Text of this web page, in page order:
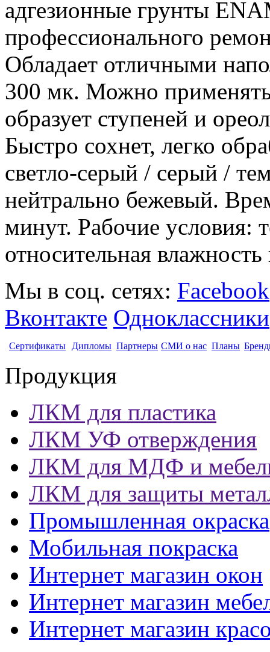
адгезионные грунты
профессионального
Обладает отличными
300 мк. Можно
образует ступеней и
Быстро сохнет, легко
светло-серый / серый /
нейтрально бежевый.
минут. Рабочие условия:
относительная
Мы в соц. сетях: Facebook
Вконтакте Одноклассники
Сертификаты Дипломы Партнеры СМИ о нас Планы
Продукция
ЛКМ для пластика
ЛКМ УФ отверждения
ЛКМ для МДФ и
ЛКМ для защиты
Промышленная окраска
Мобильная покраска
Интернет магазин окон
Интернет магазин
Интернет магазин